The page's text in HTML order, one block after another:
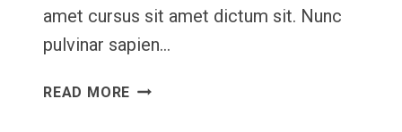
amet cursus sit amet dictum sit. Nunc
pulvinar sapien…
READ MORE 4